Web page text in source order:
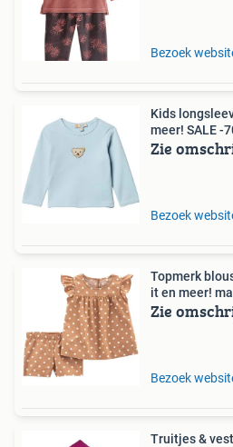
Bezoek
Kids
meer! SALE -
Zie
Bezoek
Topmerk
it en meer!
Zie
Bezoek
Truitjes &